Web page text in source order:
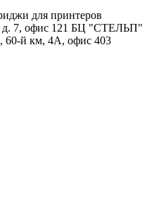
для принтеров
д. 7, офис 121 БЦ "СТЕЛЬП"
й км, 4А, офис 403